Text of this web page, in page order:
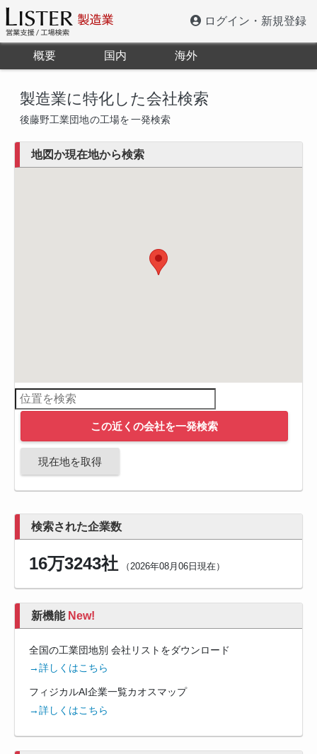
ログイン・新規登録
概要 国内 海外
製造業に特化した会社検索
後藤野工業団地の工場を一発検索
地図か現在地から検索
この近くの会社を一発検索
現在地を取得
検索された企業数
16万3243社（2026年08月06日現在）
新機能 New!
全国の工業団地別 会社リストをダウンロード
→詳しくはこちら
フィジカルAI企業一覧カオスマップ
→詳しくはこちら